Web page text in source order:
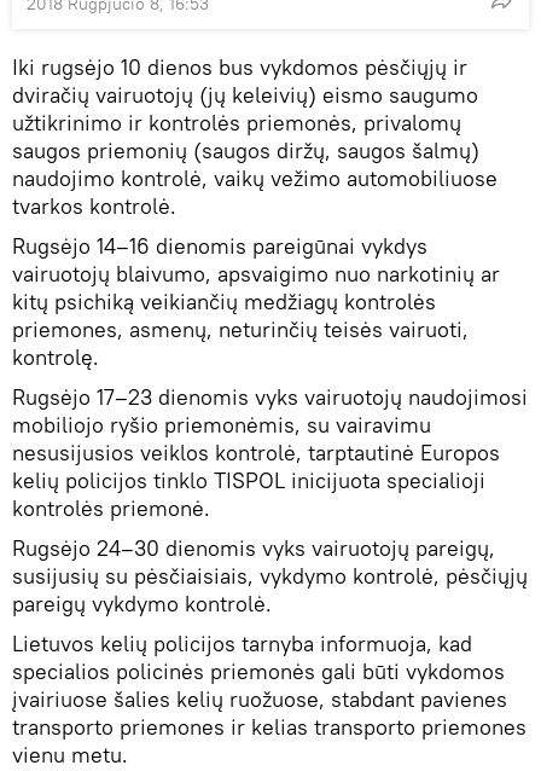
Iki rugsėjo 10 dienos bus vykdomos pėsčiųjų ir
dviračių vairuotojų (jų keleivių) eismo saugumo
užtikrinimo ir kontrolės priemonės, privalomų
saugos priemonių (saugos diržų, saugos šalmų)
naudojimo kontrolė, vaikų vežimo automobiliuose
tvarkos kontrolė.
Rugsėjo 14–16 dienomis pareigūnai vykdys
vairuotojų blaivumo, apsvaigimo nuo narkotinių ar
kitų psichiką veikiančių medžiagų kontrolės
priemones, asmenų, neturinčių teisės vairuoti,
kontrolę.
Rugsėjo 17–23 dienomis vyks vairuotojų naudojimosi
mobiliojo ryšio priemonėmis, su vairavimu
nesusijusios veiklos kontrolė, tarptautinė Europos
kelių policijos tinklo TISPOL inicijuota specialioji
kontrolės priemonė.
Rugsėjo 24–30 dienomis vyks vairuotojų pareigų,
susijusių su pėsčiaisiais, vykdymo kontrolė, pėsčiųjų
pareigų vykdymo kontrolė.
Lietuvos kelių policijos tarnyba informuoja, kad
specialios policinės priemonės gali būti vykdomos
įvairiuose šalies kelių ruožuose, stabdant pavienes
transporto priemones ir kelias transporto priemones
vienu metu.